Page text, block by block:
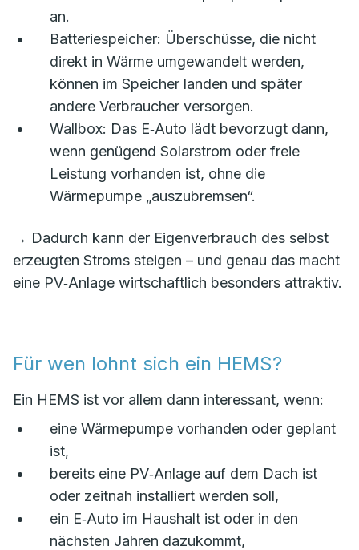
an.
Batteriespeicher: Überschüsse, die nicht
direkt in Wärme umgewandelt werden,
können im Speicher landen und später
andere Verbraucher versorgen.
Wallbox: Das E‑Auto lädt bevorzugt dann,
wenn genügend Solarstrom oder freie
Leistung vorhanden ist, ohne die
Wärmepumpe „auszubremsen“.
→ Dadurch kann der Eigenverbrauch des selbst
erzeugten Stroms steigen – und genau das macht
eine PV‑Anlage wirtschaftlich besonders attraktiv.
Für wen lohnt sich ein HEMS?
Ein HEMS ist vor allem dann interessant, wenn:
eine Wärmepumpe vorhanden oder geplant
ist,
bereits eine PV‑Anlage auf dem Dach ist
oder zeitnah installiert werden soll,
ein E‑Auto im Haushalt ist oder in den
nächsten Jahren dazukommt,